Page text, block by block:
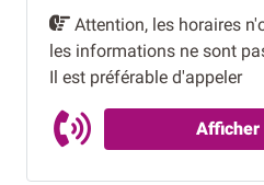
Attention, les horaires
les informations ne sont
Il est préférable d'appeler
Afficher